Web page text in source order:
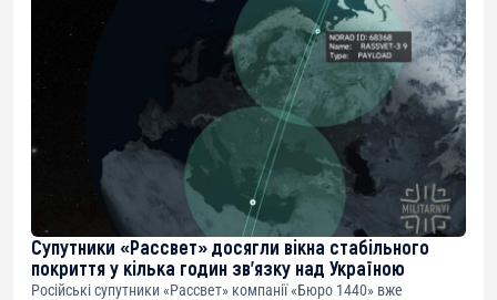
Супутники «Рассвет» досягли вікна стабільного
покриття у кілька годин зв’язку над Україною
Російські супутники «Рассвет» компанії «Бюро 1440» вже